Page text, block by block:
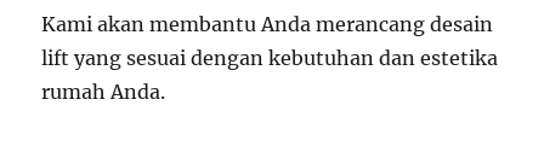
Kami akan membantu Anda merancang desain
lift yang sesuai dengan kebutuhan dan estetika
rumah Anda.